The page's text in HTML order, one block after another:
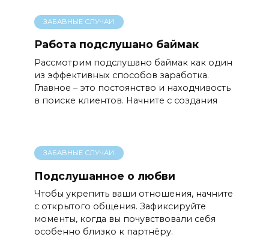
ЗАБАВНЫЕ СЛУЧАИ
Работа подслушано баймак
Рассмотрим подслушано баймак как один
из эффективных способов заработка.
Главное – это постоянство и находчивость
в поиске клиентов. Начните с создания
ЗАБАВНЫЕ СЛУЧАИ
Подслушанное о любви
Чтобы укрепить ваши отношения, начните
с открытого общения. Зафиксируйте
моменты, когда вы почувствовали себя
особенно близко к партнёру.